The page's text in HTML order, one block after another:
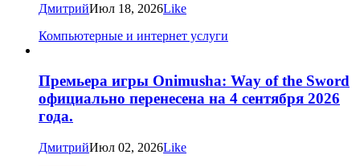
ДмитрийИюл 18, 2026Like
Компьютерные и интернет услуги
Премьера игры Onimusha: Way of the Sword
официально перенесена на 4 сентября 2026
года.
ДмитрийИюл 02, 2026Like